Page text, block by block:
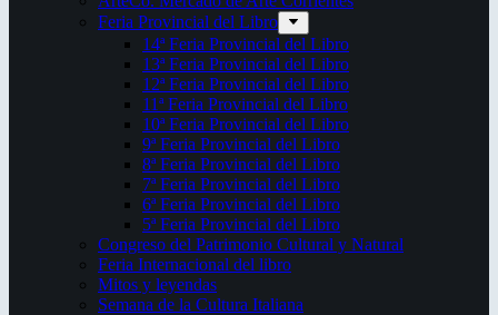
Feria Provincial del Libro
14ª Feria Provincial del Libro
13ª Feria Provincial del Libro
12ª Feria Provincial del Libro
11ª Feria Provincial del Libro
10ª Feria Provincial del Libro
9ª Feria Provincial del Libro
8ª Feria Provincial del Libro
7ª Feria Provincial del Libro
6ª Feria Provincial del Libro
5ª Feria Provincial del Libro
Congreso del Patrimonio Cultural y Natural
Feria Internacional del libro
Mitos y leyendas
Semana de la Cultura Italiana